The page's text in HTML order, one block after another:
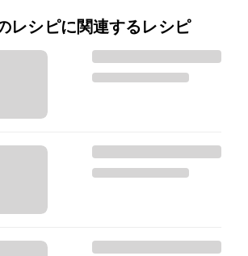
レシピに関連するレシピ